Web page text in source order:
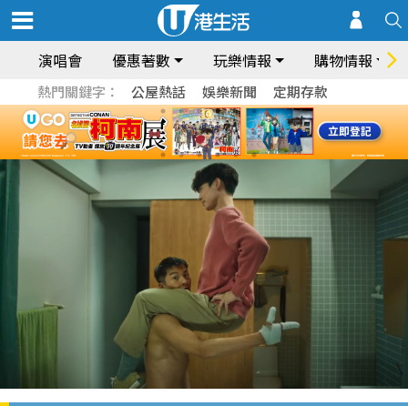
演唱會 優惠著數 玩樂情報 購物情報
熱門關鍵字： 公屋熱話 娛樂新聞 定期存款